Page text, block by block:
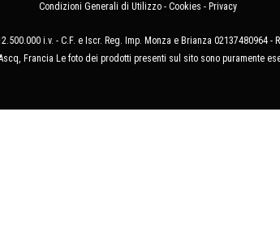
Condizioni Generali di Utilizzo - Cookies - Privacy
i.v. - C.F. e Iscr. Reg. Imp. Monza e Brianza 02137480964 -
Francia Le foto dei prodotti presenti sul sito sono puramente